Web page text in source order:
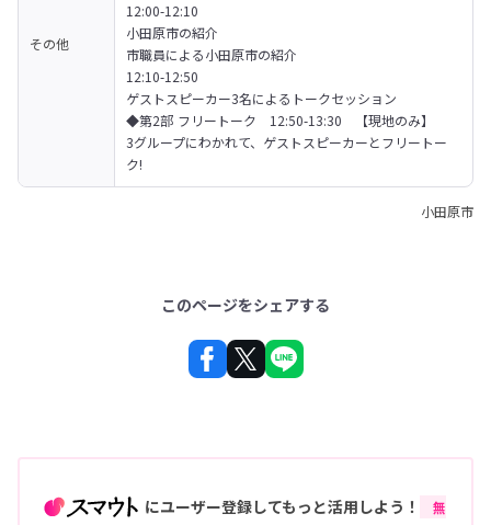
その他
12:00-12:10
小田原市の紹介
市職員による小田原市の紹介
12:10-12:50
ゲストスピーカー3名によるトークセッション
◆第2部 フリートーク　12:50-13:30　【現地のみ】
3グループにわかれて、ゲストスピーカーとフリートー
ク!
小田原市
このページをシェアする
にユーザー登録してもっと活用しよう！
無